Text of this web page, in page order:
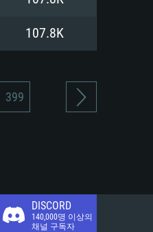
107.8K
399
DISCORD
140,000명 이상의
채널 구독자